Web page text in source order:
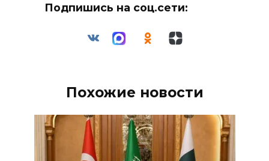
Подпишись на соц.сети:
Похожие новости